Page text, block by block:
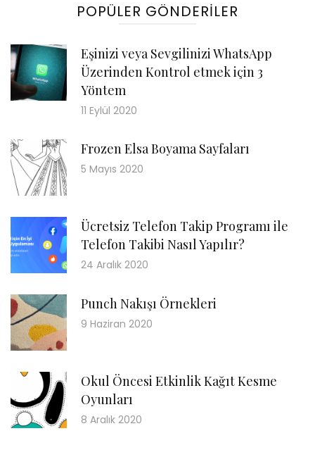
POPÜLER GÖNDERILER
Eşinizi veya Sevgilinizi WhatsApp
Üzerinden Kontrol etmek için 3
Yöntem
11 Eylül 2020
Frozen Elsa Boyama Sayfaları
5 Mayıs 2020
Ücretsiz Telefon Takip Programı ile
Telefon Takibi Nasıl Yapılır?
24 Aralık 2020
Punch Nakışı Örnekleri
9 Haziran 2020
Okul Öncesi Etkinlik Kağıt Kesme
Oyunları
8 Aralık 2020